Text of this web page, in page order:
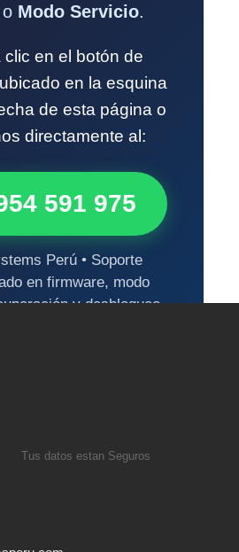
Modo Servicio.
clic en el botón de
en la esquina
de esta página o
directamente al:
591 975
Perú • Soporte
en firmware, modo
y desbloqueo
Tus datos estan Seguros